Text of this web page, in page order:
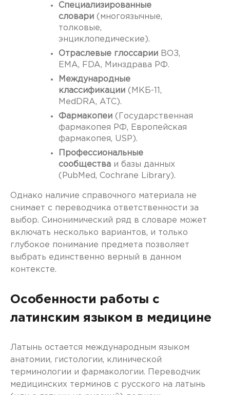
Специализированные
словари (многоязычные,
толковые,
энциклопедические).
Отраслевые глоссарии ВОЗ,
EMA, FDA, Минздрава РФ.
Международные
классификации (МКБ-11,
MedDRA, ATC).
Фармакопеи (Государственная
фармакопея РФ, Европейская
фармакопея, USP).
Профессиональные
сообщества и базы данных
(PubMed, Cochrane Library).
Однако наличие справочного материала не
снимает с переводчика ответственности за
выбор. Синонимический ряд в словаре может
включать несколько вариантов, и только
глубокое понимание предмета позволяет
выбрать единственно верный в данном
контексте.
Особенности работы с
латинским языком в медицине
Латынь остается международным языком
анатомии, гистологии, клинической
терминологии и фармакологии. Переводчик
медицинских терминов с русского на латынь